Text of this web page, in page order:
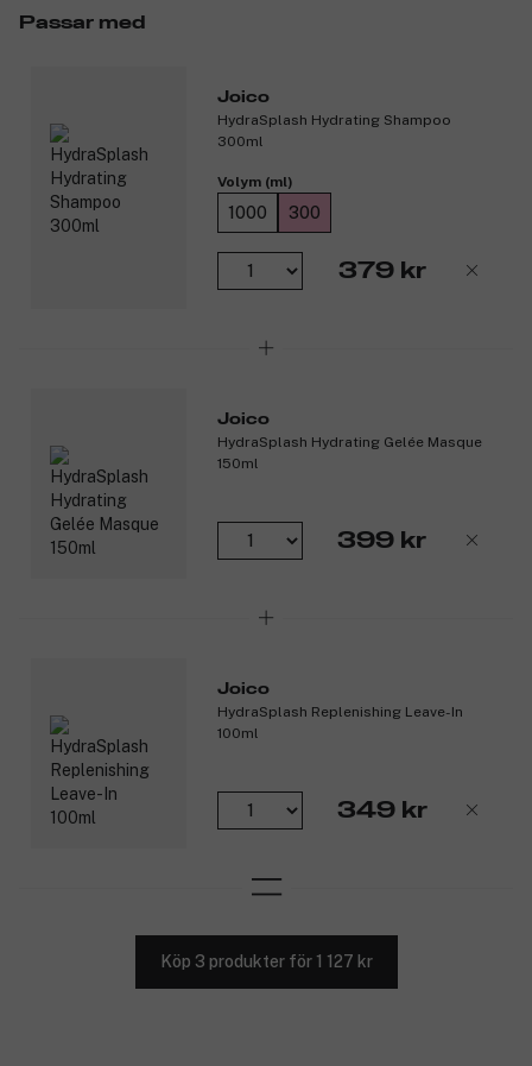
Passar med
Joico
HydraSplash Hydrating Shampoo
300ml
Volym (ml)
1000 300
379 kr
Joico
HydraSplash Hydrating Gelée Masque
150ml
399 kr
Joico
HydraSplash Replenishing Leave-In
100ml
349 kr
Köp 3 produkter för 1 127 kr